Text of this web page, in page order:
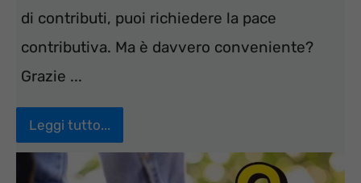
di contributi, puoi richiedere la pace
contributiva. Ma è davvero conveniente?
Grazie ...
Leggi tutto...